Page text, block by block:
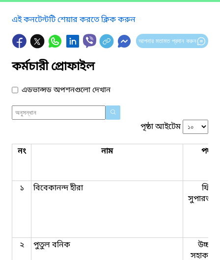
এই কনটেন্টটি শেয়ার করতে ক্লিক করুন
আপনার মতামত প্রদান করুন
কর্মচারী প্রোফাইল
এডভান্সড অপশনগুলো দেখান
পৃষ্ঠা আইটেম
নং নাম পদবি
১ বিবেকানন্দ হীরা
ফিল্ড
২ পুতুল বনিক
সহাকরী